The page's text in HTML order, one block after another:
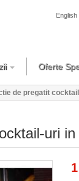
English
Oferte
de pregatit
uri